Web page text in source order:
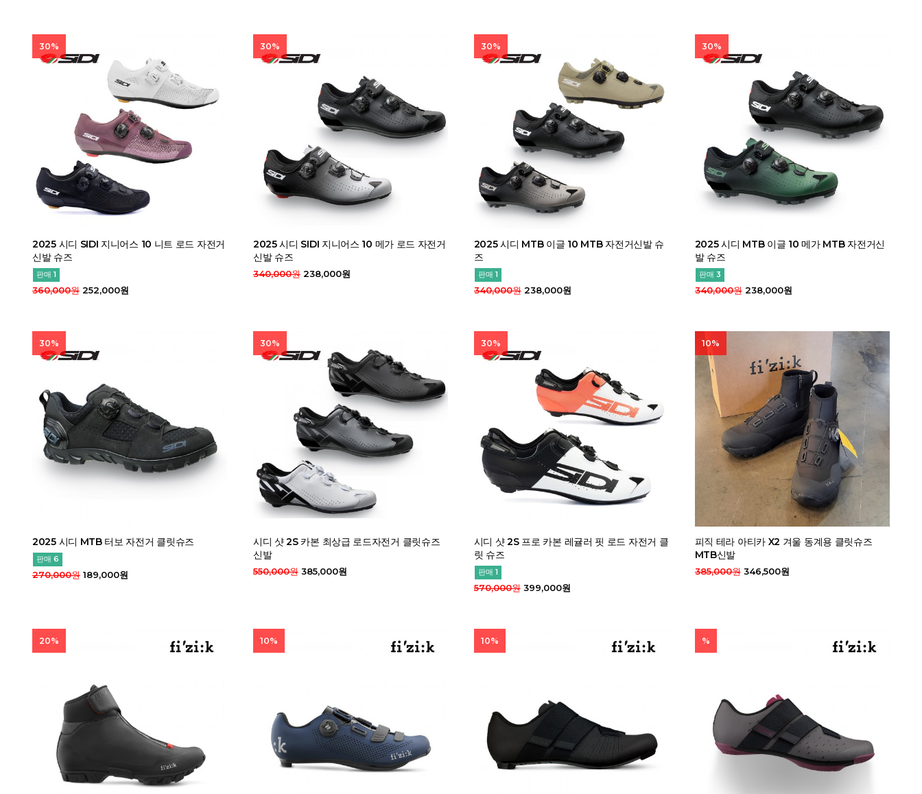
2025 시디 SIDI 지니어스 10 니트 로드 자전거
신발 슈즈
판매 1
30%
360,000원 252,000원
2025 시디 SIDI 지니어스 10 메가 로드 자전거
신발 슈즈
30%
340,000원238,000원
2025 시디 MTB 이글 10 MTB 자전거신발 슈
즈
판매 1
30%
340,000원238,000원
2025 시디 MTB 이글 10 메가 MTB 자전거신
발 슈즈
판매 3
30%
340,000원238,000원
2025 시디 MTB 터보 자전거 클릿슈즈
판매 6
30%
270,000원 189,000원
시디 샷 2S 카본 최상급 로드자전거 클릿슈즈
신발
30%
550,000원385,000원
시디 샷 2S 프로 카본 레귤러 핏 로드 자전거 클
릿 슈즈
판매 1
30%
570,000원399,000원
피직 테라 아티카 X2 겨울 동계용 클릿슈즈
MTB신발
10%
385,000원346,500원
20% 10% 10% %